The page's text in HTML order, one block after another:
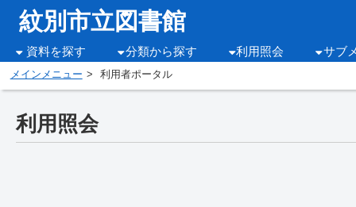
紋別市立図書館
資料を探す 分類から探す 利用照会 サブ
メインメニュー 利用者ポータル
利用照会